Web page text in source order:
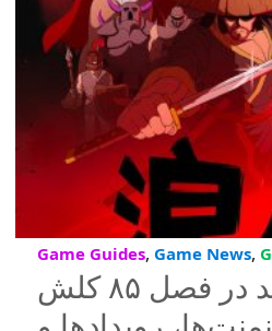
Game Guides, Game News,
همه چیزهای جدید در فصل ۸۵ کلش